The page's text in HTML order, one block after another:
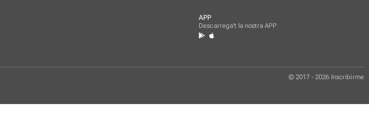
APP
Descarrega't la nostra APP
© 2017 - 2026 Inscribirme